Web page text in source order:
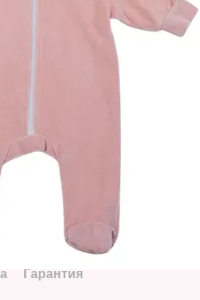
Гарантия